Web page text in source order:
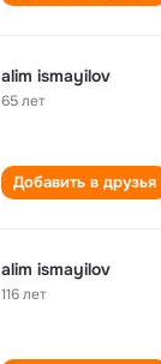
alim ismayilov
65 лет
Добавить в друзья
alim ismayilov
116 лет